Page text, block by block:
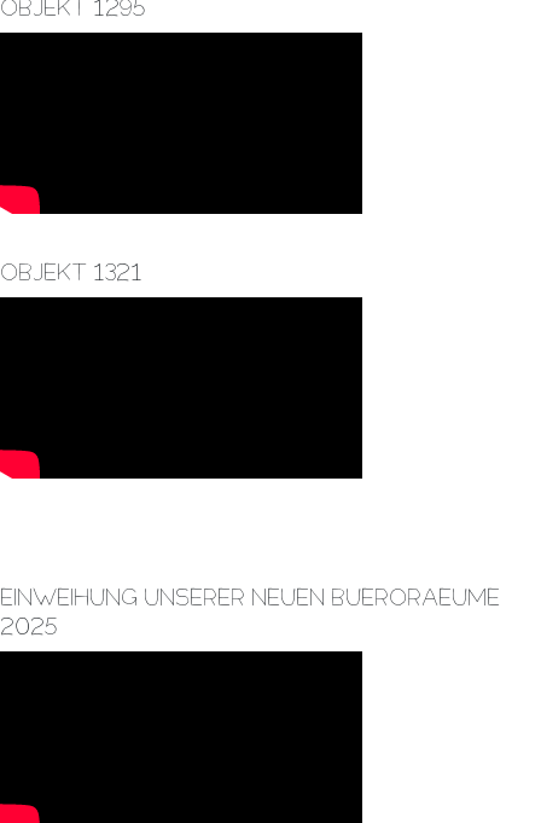
Objekt 1295
Objekt 1321
Einweihung unserer neuen Bueroraeume
2025